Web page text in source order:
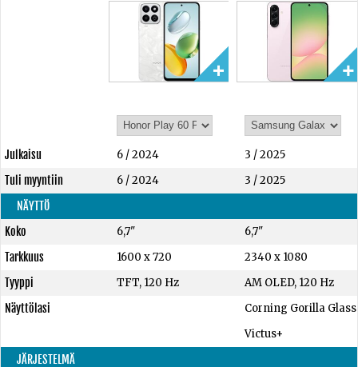
Julkaisu 6 / 2024
3 / 2025
Tuli myyntiin
6 / 2024
3 / 2025
NÄYTTÖ
Koko
6,7"
6,7"
Tarkkuus
1600 x 720
2340 x 1080
Tyyppi
TFT, 120 Hz
AM OLED, 120 Hz
Näyttölasi
Corning Gorilla Glass
Victus+
JÄRJESTELMÄ